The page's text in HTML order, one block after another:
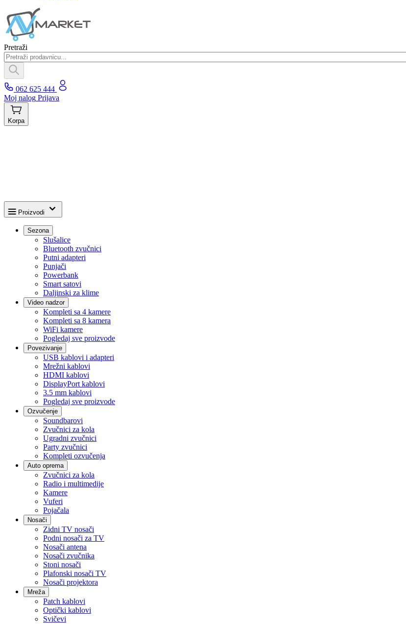
Pretraži
062 625 444
Moj nalog Prijava
Korpa
Proizvodi
Sezona
Slušalice
Bluetooth zvučnici
Putni adapteri
Punjači
Powerbank
Smart satovi
Daljinski za klime
Video nadzor
Kompleti sa 4 kamere
Kompleti sa 8 kamera
WiFi kamere
Pogledaj sve proizvode
Povezivanje
USB kablovi i adapteri
Mrežni kablovi
HDMI kablovi
DisplayPort kablovi
3.5 mm kablovi
Pogledaj sve proizvode
Ozvučenje
Soundbarovi
Zvučnici za kola
Ugradni zvučnici
Party zvučnici
Kompleti ozvučenja
Auto oprema
Zvučnici za kola
Radio i multimedije
Kamere
Vuferi
Pojačala
Nosači
Zidni TV nosači
Podni nosači za TV
Nosači antena
Nosači zvučnika
Stoni nosači
Plafonski nosači TV
Nosači projektora
Mreža
Patch kablovi
Optički kablovi
Svičevi